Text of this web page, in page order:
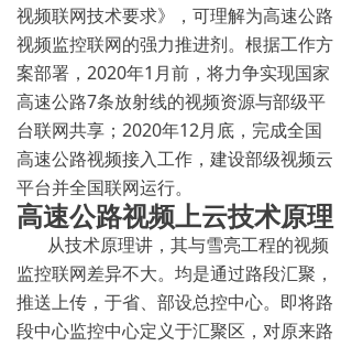
视频联网技术要求》，可理解为高速公路
视频监控联网的强力推进剂。根据工作方
案部署，2020年1月前，将力争实现国家
高速公路7条放射线的视频资源与部级平
台联网共享；2020年12月底，完成全国
高速公路视频接入工作，建设部级视频云
平台并全国联网运行。
高速公路视频上云技术原理
从技术原理讲，其与雪亮工程的视频
监控联网差异不大。均是通过路段汇聚，
推送上传，于省、部设总控中心。即将路
段中心监控中心定义于汇聚区，对原来路